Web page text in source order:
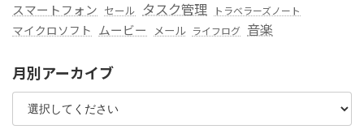
スマートフォン セール タスク管理 トラベラーズノート
マイクロソフト ムービー メール ライフログ 音楽
月別アーカイブ